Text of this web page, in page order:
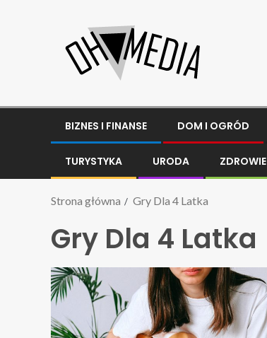
BIZNES I FINANSE DOM I OGRÓD
TURYSTYKA URODA ZDROWIE
Strona główna Gry Dla 4 Latka
Gry Dla 4 Latka